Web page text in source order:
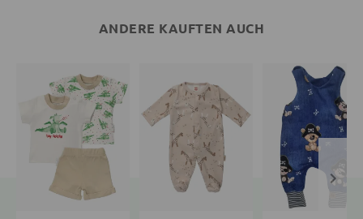
ANDERE KAUFTEN AUCH